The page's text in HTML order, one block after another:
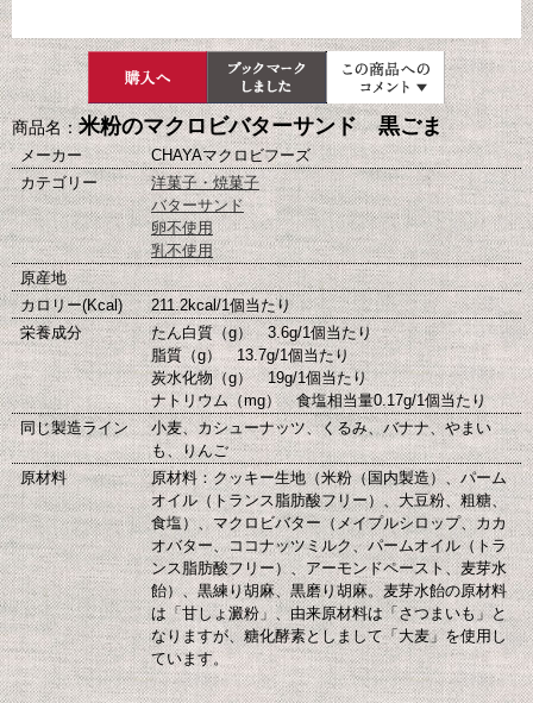
商品名：米粉のマクロビバターサンド 黒ごま
メーカー
CHAYAマクロビフーズ
カテゴリー
洋菓子・焼菓子
バターサンド
卵不使用
乳不使用
原産地
カロリー(Kcal)
211.2kcal/1個当たり
栄養成分
たん白質（g） 3.6g/1個当たり
脂質（g） 13.7g/1個当たり
炭水化物（g） 19g/1個当たり
ナトリウム（mg） 食塩相当量0.17g/1個当たり
同じ製造ライン
小麦、カシューナッツ、くるみ、バナナ、やまい
も、りんご
原材料
原材料：クッキー生地（米粉（国内製造）、パーム
オイル（トランス脂肪酸フリー）、大豆粉、粗糖、
食塩）、マクロビバター（メイプルシロップ、カカ
オバター、ココナッツミルク、パームオイル（トラ
ンス脂肪酸フリー）、アーモンドペースト、麦芽水
飴）、黒練り胡麻、黒磨り胡麻。麦芽水飴の原材料
は「甘しょ澱粉」、由来原材料は「さつまいも」と
なりますが、糖化酵素としまして「大麦」を使用し
ています。